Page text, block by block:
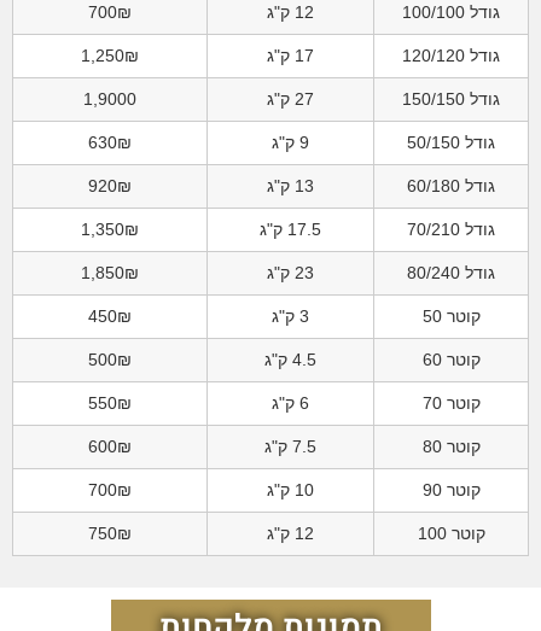
גודל 100/100 12 ק"ג 700₪
גודל 120/120 17 ק"ג 1,250₪
גודל 150/150 27 ק"ג 1,9000
גודל 50/150 9 ק"ג 630₪
גודל 60/180 13 ק"ג 920₪
גודל 70/210 17.5 ק"ג 1,350₪
גודל 80/240 23 ק"ג 1,850₪
קוטר 50 3 ק"ג 450₪
קוטר 60 4.5 ק"ג 500₪
קוטר 70 6 ק"ג 550₪
קוטר 80 7.5 ק"ג 600₪
קוטר 90 10 ק"ג 700₪
קוטר 100 12 ק"ג 750₪